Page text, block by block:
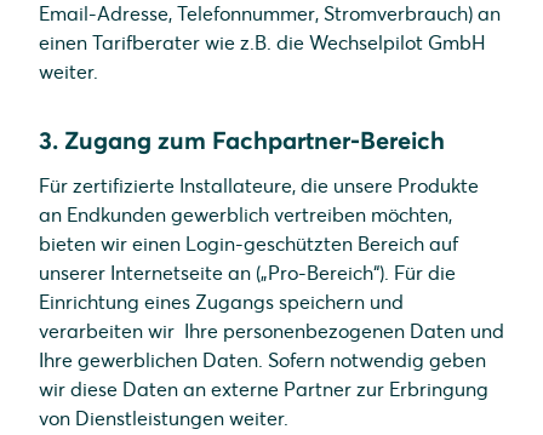
Email-Adresse, Telefonnummer, Stromverbrauch) an
einen Tarifberater wie z.B. die Wechselpilot GmbH
weiter.
3. Zugang zum Fachpartner-Bereich
Für zertifizierte Installateure, die unsere Produkte
an Endkunden gewerblich vertreiben möchten,
bieten wir einen Login-geschützten Bereich auf
unserer Internetseite an („Pro-Bereich“). Für die
Einrichtung eines Zugangs speichern und
verarbeiten wir Ihre personenbezogenen Daten und
Ihre gewerblichen Daten. Sofern notwendig geben
wir diese Daten an externe Partner zur Erbringung
von Dienstleistungen weiter.